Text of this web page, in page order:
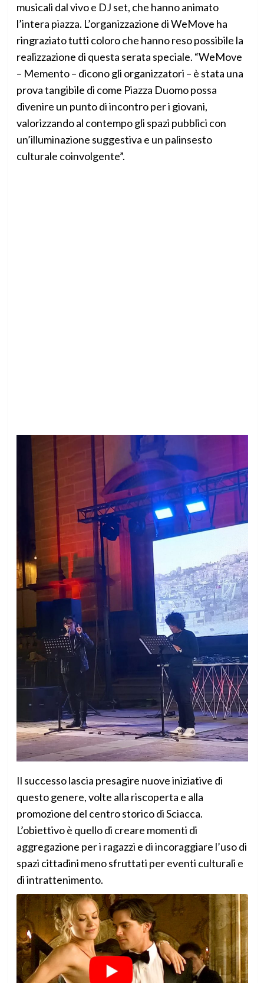
musicali dal vivo e DJ set, che hanno animato
l’intera piazza. L’organizzazione di WeMove ha
ringraziato tutti coloro che hanno reso possibile la
realizzazione di questa serata speciale. “WeMove
– Memento – dicono gli organizzatori – è stata una
prova tangibile di come Piazza Duomo possa
divenire un punto di incontro per i giovani,
valorizzando al contempo gli spazi pubblici con
un’illuminazione suggestiva e un palinsesto
culturale coinvolgente”.
Il successo lascia presagire nuove iniziative di
questo genere, volte alla riscoperta e alla
promozione del centro storico di Sciacca.
L’obiettivo è quello di creare momenti di
aggregazione per i ragazzi e di incoraggiare l’uso di
spazi cittadini meno sfruttati per eventi culturali e
di intrattenimento.